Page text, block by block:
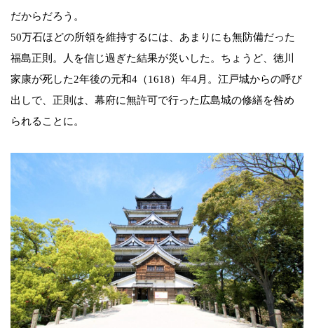
だからだろう。
50万石ほどの所領を維持するには、あまりにも無防備だった
福島正則。人を信じ過ぎた結果が災いした。ちょうど、徳川
家康が死した2年後の元和4（1618）年4月。江戸城からの呼び
出しで、正則は、幕府に無許可で行った広島城の修繕を咎め
られることに。